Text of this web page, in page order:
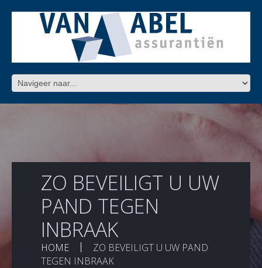
ZO BEVEILIGT U UW
PAND TEGEN
INBRAAK
HOME
ZO BEVEILIGT U UW PAND
TEGEN INBRAAK